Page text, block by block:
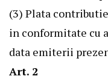
(3) Plata
in conformitate cu
data emiterii
Art. 2